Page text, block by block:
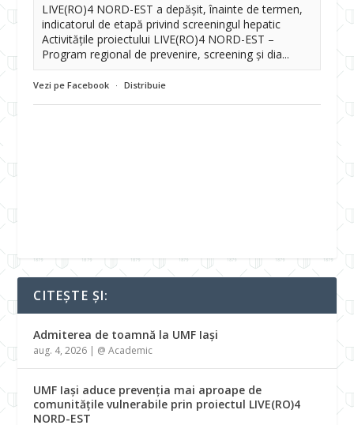
LIVE(RO)4 NORD-EST a depășit, înainte de termen,
indicatorul de etapă privind screeningul hepatic
Activitățile proiectului LIVE(RO)4 NORD-EST –
Program regional de prevenire, screening și dia...
Vezi pe Facebook · Distribuie
CITEȘTE ȘI:
Admiterea de toamnă la UMF Iași
aug. 4, 2026 | @ Academic
UMF Iași aduce prevenția mai aproape de
comunitățile vulnerabile prin proiectul LIVE(RO)4
NORD-EST